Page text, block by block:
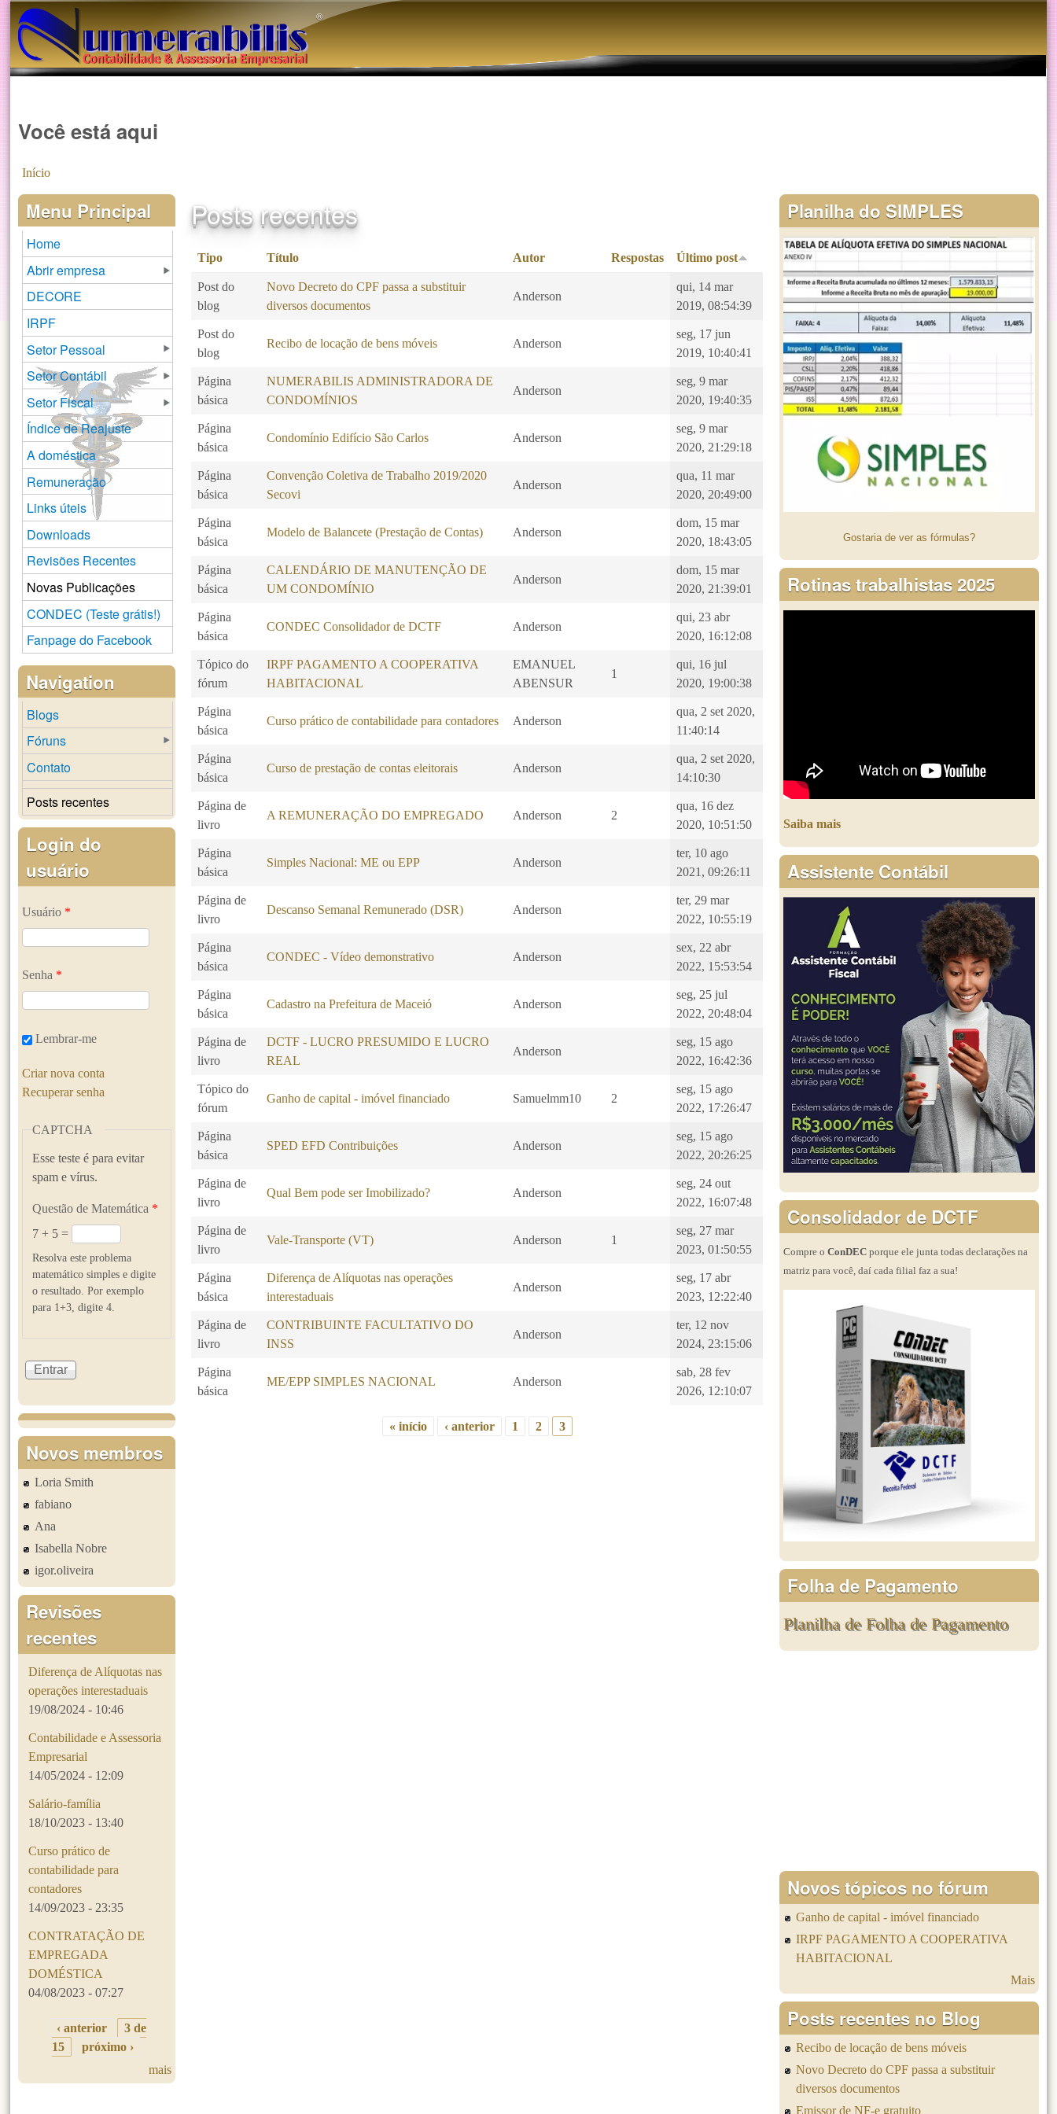
®️
Você está aqui
Início
Posts recentes
Tipo Título Autor Respostas Último post
Post do
blog
Novo Decreto do CPF passa a substituir
diversos documentos
Anderson
qui, 14 mar
2019, 08:54:39
Post do
blog
Recibo de locação de bens móveis Anderson
seg, 17 jun
2019, 10:40:41
Página
básica
NUMERABILIS ADMINISTRADORA DE
CONDOMÍNIOS
Anderson
seg, 9 mar
2020, 19:40:35
Página
básica
Condomínio Edifício São Carlos Anderson
seg, 9 mar
2020, 21:29:18
Página
básica
Convenção Coletiva de Trabalho 2019/2020
Secovi
Anderson
qua, 11 mar
2020, 20:49:00
Página
básica
Modelo de Balancete (Prestação de Contas) Anderson
dom, 15 mar
2020, 18:43:05
Página
básica
CALENDÁRIO DE MANUTENÇÃO DE
UM CONDOMÍNIO
Anderson
dom, 15 mar
2020, 21:39:01
Página
básica
CONDEC Consolidador de DCTF Anderson
qui, 23 abr
2020, 16:12:08
Tópico do
fórum
IRPF PAGAMENTO A COOPERATIVA
HABITACIONAL
EMANUEL
ABENSUR
1
qui, 16 jul
2020, 19:00:38
Página
básica
Curso prático de contabilidade para contadores Anderson
qua, 2 set 2020,
11:40:14
Página
básica
Curso de prestação de contas eleitorais Anderson
qua, 2 set 2020,
14:10:30
Página de
livro
A REMUNERAÇÃO DO EMPREGADO Anderson 2
qua, 16 dez
2020, 10:51:50
Página
básica
Simples Nacional: ME ou EPP Anderson
ter, 10 ago
2021, 09:26:11
Página de
livro
Descanso Semanal Remunerado (DSR) Anderson
ter, 29 mar
2022, 10:55:19
Página
básica
CONDEC - Vídeo demonstrativo Anderson
sex, 22 abr
2022, 15:53:54
Página
básica
Cadastro na Prefeitura de Maceió Anderson
seg, 25 jul
2022, 20:48:04
Página de
livro
DCTF - LUCRO PRESUMIDO E LUCRO
REAL
Anderson
seg, 15 ago
2022, 16:42:36
Tópico do
fórum
Ganho de capital - imóvel financiado Samuelmm10 2
seg, 15 ago
2022, 17:26:47
Página
básica
SPED EFD Contribuições Anderson
seg, 15 ago
2022, 20:26:25
Página de
livro
Qual Bem pode ser Imobilizado? Anderson
seg, 24 out
2022, 16:07:48
Página de
livro
Vale-Transporte (VT) Anderson 1
seg, 27 mar
2023, 01:50:55
Página
básica
Diferença de Alíquotas nas operações
interestaduais
Anderson
seg, 17 abr
2023, 12:22:40
Página de
livro
CONTRIBUINTE FACULTATIVO DO
INSS
Anderson
ter, 12 nov
2024, 23:15:06
Página
básica
ME/EPP SIMPLES NACIONAL Anderson
sab, 28 fev
2026, 12:10:07
« início ‹ anterior 1 2 3
Menu Principal
Home
Abrir empresa
DECORE
IRPF
Setor Pessoal
Setor Contábil
Setor Fiscal
Índice de Reajuste
A doméstica
Remuneração
Links úteis
Downloads
Revisões Recentes
Novas Publicações
CONDEC (Teste grátis!)
Fanpage do Facebook
Navigation
Blogs
Fóruns
Contato
Posts recentes
Login do
usuário
Usuário *
Senha *
Lembrar-me
Criar nova conta
Recuperar senha
CAPTCHA
Esse teste é para evitar
spam e vírus.
Questão de Matemática *
7 + 5 =
Resolva este problema
matemático simples e digite
o resultado. Por exemplo
para 1+3, digite 4.
Novos membros
Loria Smith
fabiano
Ana
Isabella Nobre
igor.oliveira
Revisões
recentes
Diferença de Alíquotas nas
operações interestaduais
19/08/2024 - 10:46
Contabilidade e Assessoria
Empresarial
14/05/2024 - 12:09
Salário-família
18/10/2023 - 13:40
Curso prático de
contabilidade para
contadores
14/09/2023 - 23:35
CONTRATAÇÃO DE
EMPREGADA
DOMÉSTICA
04/08/2023 - 07:27
‹ anterior
3 de
15
próximo ›
mais
Planilha do SIMPLES
Gostaria de ver as fórmulas?
Rotinas trabalhistas 2025
Saiba mais
Assistente Contábil
Consolidador de DCTF
Compre o ConDEC porque ele junta todas declarações na
matriz para você, daí cada filial faz a sua!
Folha de Pagamento
Planilha de Folha de Pagamento
Novos tópicos no fórum
Ganho de capital - imóvel financiado
IRPF PAGAMENTO A COOPERATIVA
HABITACIONAL
Mais
Posts recentes no Blog
Recibo de locação de bens móveis
Novo Decreto do CPF passa a substituir
diversos documentos
Emissor de NF-e gratuito